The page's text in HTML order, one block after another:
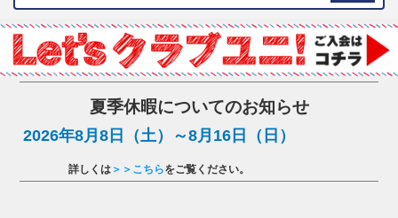
ー
ワ
ー
ド
夏季休暇についてのお知らせ
2026年8月8日（土）～8月16日（日）
詳しくは ＞＞こちらをご覧ください。